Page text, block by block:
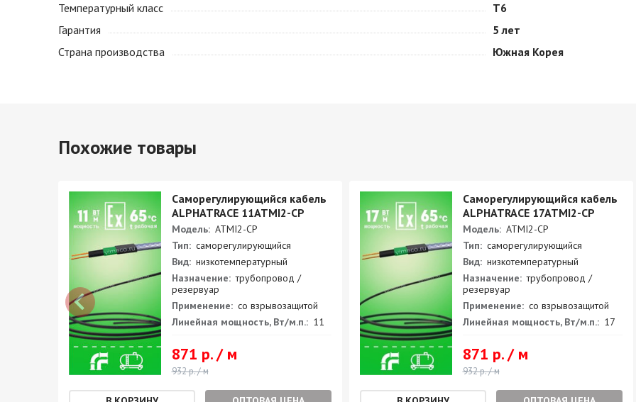
Температурный класс
Т6
Гарантия
5 лет
Страна производства
Южная Корея
Похожие товары
Саморегулирующийся кабель
ALPHATRACE 11ATMI2-CP
Модель: ATMI2-CP
Тип: саморегулирующийся
Вид: низкотемпературный
Назначение: трубопровод /
резервуар
Применение: со взрывозащитой
Линейная мощность, Вт/м.п.: 11
871 р. / м
932 р. / м
Саморегулирующийся кабель
ALPHATRACE 17ATMI2-CP
Модель: ATMI2-CP
Тип: саморегулирующийся
Вид: низкотемпературный
Назначение: трубопровод /
резервуар
Применение: со взрывозащитой
Линейная мощность, Вт/м.п.: 17
871 р. / м
932 р. / м